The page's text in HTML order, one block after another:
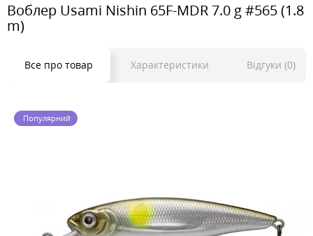
Воблер Usami Nishin 65F-MDR 7.0 g #565 (1.8
m)
Все про товар Характеристики Відгуки (0)
Популярний